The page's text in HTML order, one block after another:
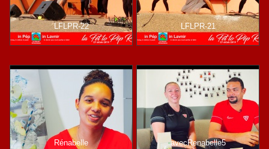
LFLPR-22 LFLPR-21
Rénabelle avecRenabelle5